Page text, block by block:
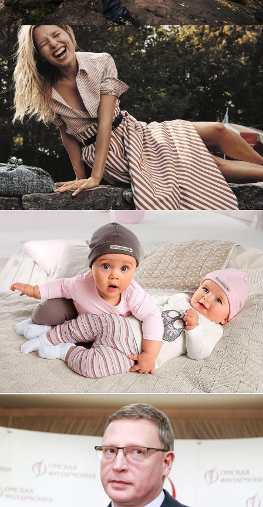
Имиджевый сайт для сети магазинов
Soho Project
Смотреть проект
Увеличили выручку интернет-
магазину topdatop.ru на 25%!
Смотреть проект
Сайт кандидата в губернаторы